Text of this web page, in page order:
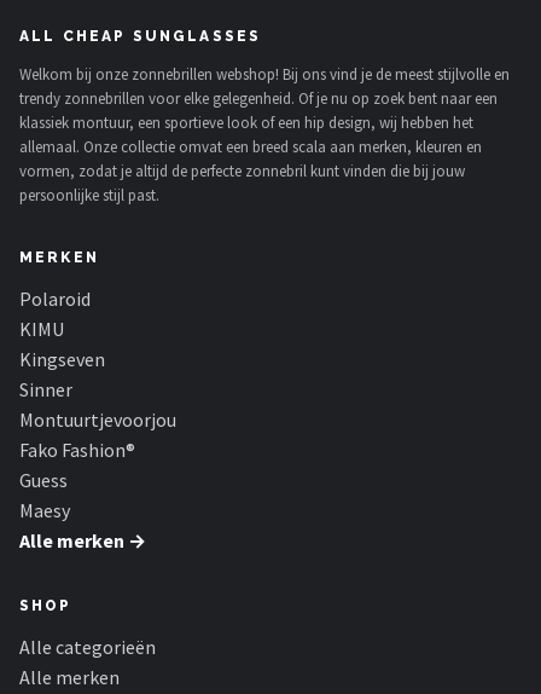
ALL CHEAP SUNGLASSES
Welkom bij onze zonnebrillen webshop! Bij ons vind je de meest stijlvolle en
trendy zonnebrillen voor elke gelegenheid. Of je nu op zoek bent naar een
klassiek montuur, een sportieve look of een hip design, wij hebben het
allemaal. Onze collectie omvat een breed scala aan merken, kleuren en
vormen, zodat je altijd de perfecte zonnebril kunt vinden die bij jouw
persoonlijke stijl past.
MERKEN
Polaroid
KIMU
Kingseven
Sinner
Montuurtjevoorjou
Fako Fashion®
Guess
Maesy
Alle merken →
SHOP
Alle categorieën
Alle merken